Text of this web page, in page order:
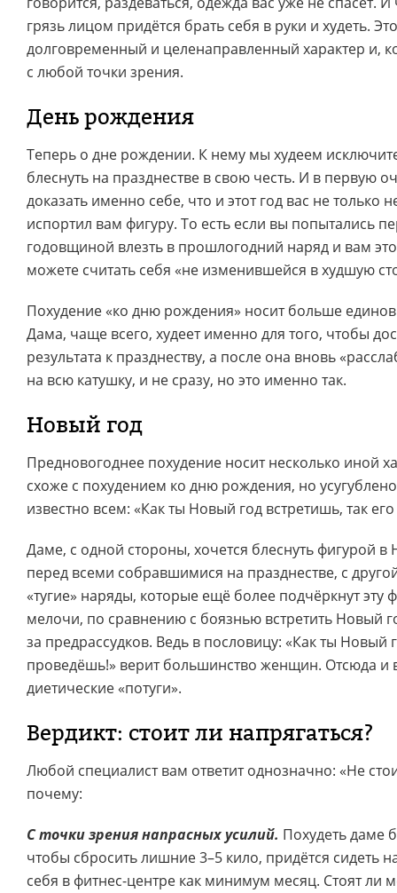
грязь лицом придётся брать себя в руки и худеть.
долговременный и целенаправленный характер и,
с любой точки зрения.
День рождения
Теперь о дне рождении. К нему мы худеем
блеснуть на празднестве в свою честь. И в первую
доказать именно себе, что и этот год вас не только
испортил вам фигуру. То есть если вы попытались
годовщиной влезть в прошлогодний наряд и вам
можете считать себя «не изменившейся в худшую
Похудение «ко дню рождения» носит больше
Дама, чаще всего, худеет именно для того, чтобы
результата к празднеству, а после она вновь
на всю катушку, и не сразу, но это именно так.
Новый год
Предновогоднее похудение носит несколько иной
схоже с похудением ко дню рождения, но
известно всем: «Как ты Новый год встретишь, так
Даме, с одной стороны, хочется блеснуть фигурой
перед всеми собравшимися на празднестве, с
«тугие» наряды, которые ещё более подчёркнут эту
мелочи, по сравнению с боязнью встретить Новый
за предрассудков. Ведь в пословицу: «Как ты Новый
проведёшь!» верит большинство женщин. Отсюда и
диетические «потуги».
Вердикт: стоит ли напрягаться?
Любой специалист вам ответит однозначно: «Не
почему:
С точки зрения напрасных усилий. Похудеть даме
чтобы сбросить лишние 3–5 кило, придётся сидеть
себя в фитнес-центре как минимум месяц. Стоят ли